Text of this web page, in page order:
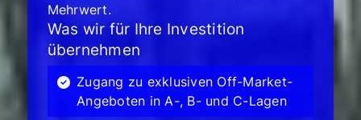
Mehrwert.
Was wir für Ihre Investition
übernehmen
Zugang zu exklusiven Off-Market-
Angeboten in A-, B- und C-Lagen